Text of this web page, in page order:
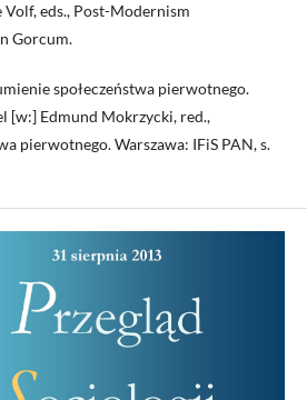
Volf, eds., Post-Modernism
Gorcum.
społeczeństwa pierwotnego.
[w:] Edmund Mokrzycki, red.,
pierwotnego. Warszawa: IFiS PAN, s.